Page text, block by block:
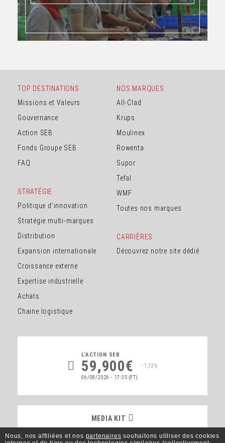
TOP DESTINATIONS
Missions et Valeurs
Gouvernance
Action SEB
Fonds Groupe SEB
FAQ
STRATÉGIE
Politique d’innovation
Stratégie multi-marques
Distribution
Expansion internationale
Croissance externe
Expertise industrielle
Achats
Chaine logistique
NOS MARQUES
All-Clad
Krups
Moulinex
Rowenta
Supor
Tefal
WMF
Toutes nos marques
CARRIÈRES
Découvrez notre site dédié
L’ACTION SEB
59,900€
06/08/2026 - 17:35 (FT)
-1,72%
MEDIA KIT
MEDIA KIT
Nous, nos affiliées et nos partenaires souhaitons utiliser des cookies